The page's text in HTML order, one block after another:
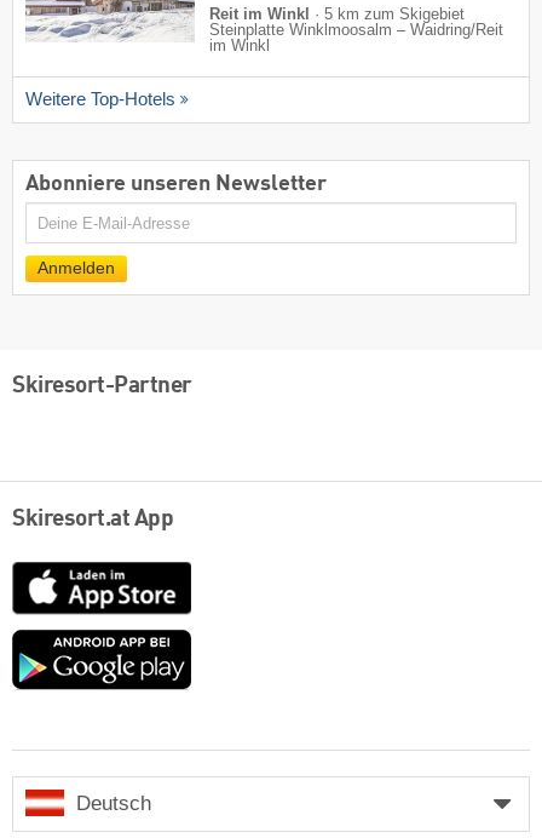
Reit im Winkl
· 5 km zum Skigebiet
Steinplatte Winklmoosalm – Waidring/​Reit
im Winkl
Weitere Top-Hotels
Abonniere unseren Newsletter
E-
Anmelden
Skiresort-Partner
Skiresort.at App
App
Store
Google
Deutsch